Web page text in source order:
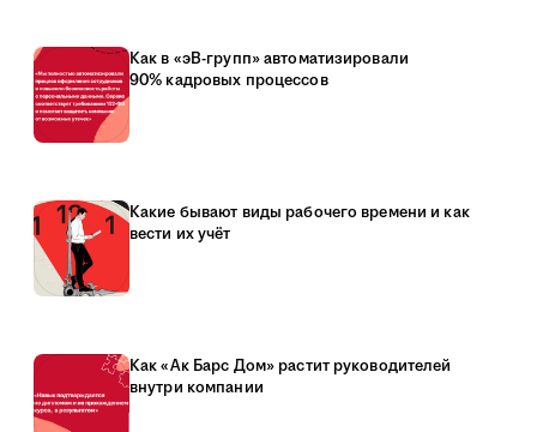
Как в «эВ-групп» автоматизировали
90% кадровых процессов
Какие бывают виды рабочего времени и как
вести их учёт
Как «Ак Барс Дом» растит руководителей
внутри компании